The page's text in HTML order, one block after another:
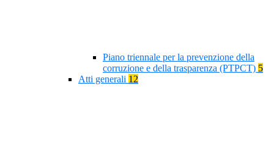
Piano triennale per la prevenzione della
corruzione e della trasparenza (PTPCT) 5
Atti generali 12